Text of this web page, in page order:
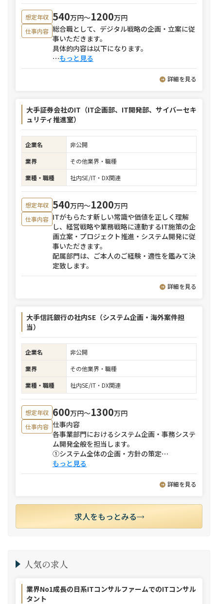
想定年収 540万円〜1200万円
仕事内容 総合職として、デジタル戦略の企画・立案に従
事いただきます。
具体的内容は以下になります。
⋯もっと見る
詳細を見る
大手証券会社のIT（IT企画部、IT開発部、サイバーセキ
ュリティ推進室）
企業名
非公開
業界
その他業界・職種
業種・職種
社内SE/IT・DX関連
想定年収 540万円〜1200万円
仕事内容 ITがもらたす新しい常識や価値を正しく理解
し、経営戦略や業務戦略に連動するIT施策の企
画立案・プロジェクト推進・システム開発に従
事いただきます。
配属部門は、ご本人のご経験・適性を鑑みて決
定致します。
詳細を見る
大手信託銀行の社内SE（システム企画・海外案件担
当）
企業名
非公開
業界
その他業界・職種
業種・職種
社内SE/IT・DX関連
想定年収 600万円〜1300万円
仕事内容 仕事内容
各事業部門におけるシステム企画・事務システ
ム開発全般を担当します。
①システム全体の企画・方針の策定⋯
もっと見る
詳細を見る
求人をもっとみる
人気の求人
業界No1成長の日系ITコンサルファームでのITコンサル
タント